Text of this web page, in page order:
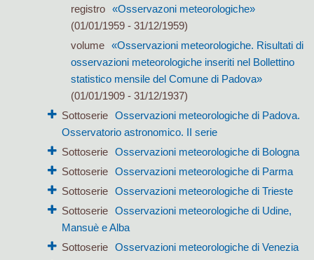
registro «Osservazoni meteorologiche»
(01/01/1959 - 31/12/1959)
volume «Osservazioni meteorologiche. Risultati di
osservazioni meteorologiche inseriti nel Bollettino
statistico mensile del Comune di Padova»
(01/01/1909 - 31/12/1937)
Sottoserie
Osservazioni meteorologiche di Padova.
Osservatorio astronomico. II serie
Sottoserie
Osservazioni meteorologiche di Bologna
Sottoserie
Osservazioni meteorologiche di Parma
Sottoserie
Osservazioni meteorologiche di Trieste
Sottoserie
Osservazioni meteorologiche di Udine,
Mansuè e Alba
Sottoserie
Osservazioni meteorologiche di Venezia